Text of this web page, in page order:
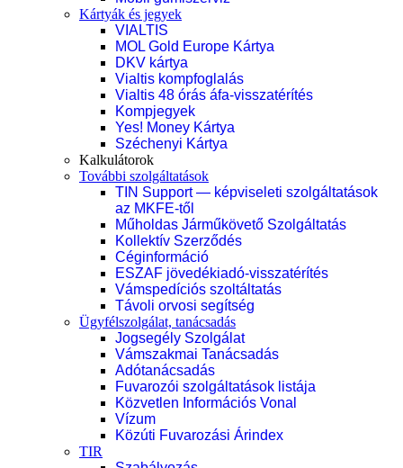
Kártyák és jegyek
VIALTIS
MOL Gold Europe Kártya
DKV kártya
Vialtis kompfoglalás
Vialtis 48 órás áfa-visszatérítés
Kompjegyek
Yes! Money Kártya
Széchenyi Kártya
Kalkulátorok
További szolgáltatások
TIN Support — képviseleti szolgáltatások
az MKFE-től
Műholdas Járműkövető Szolgáltatás
Kollektív Szerződés
Céginformáció
ESZAF jövedékiadó-visszatérítés
Vámspedíciós szoltáltatás
Távoli orvosi segítség
Ügyfélszolgálat, tanácsadás
Jogsegély Szolgálat
Vámszakmai Tanácsadás
Adótanácsadás
Fuvarozói szolgáltatások listája
Közvetlen Információs Vonal
Vízum
Közúti Fuvarozási Árindex
TIR